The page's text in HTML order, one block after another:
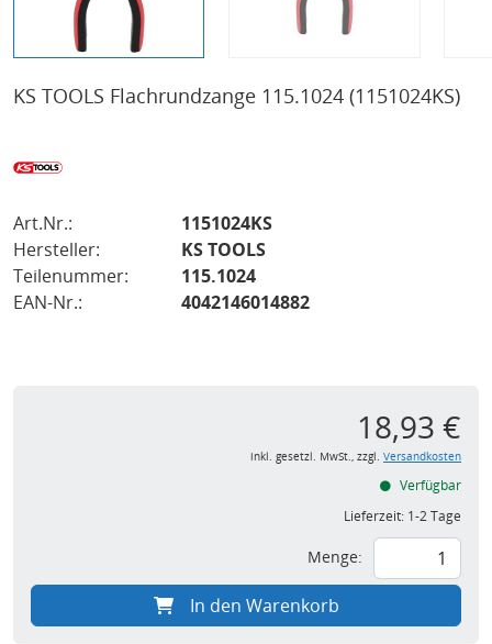
KS TOOLS Flachrundzange 115.1024 (1151024KS)
Art.Nr.:
1151024KS
Hersteller:
KS TOOLS
Teilenummer:
115.1024
EAN-Nr.:
4042146014882
18,93 €
inkl. gesetzl. MwSt., zzgl. Versandkosten
Verfügbar
Lieferzeit: 1-2 Tage
Menge:
In den Warenkorb